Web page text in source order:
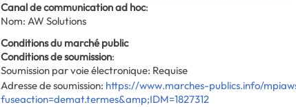
Canal de communication ad hoc:
Nom: AW Solutions
Conditions du marché public
Conditions de soumission:
Soumission par voie électronique: Requise
Adresse de soumission: https://www.marches-publics.info/
fuseaction=demat.termes&amp;IDM=1827312